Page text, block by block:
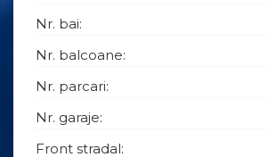
Nr. bai:
Nr. balcoane:
Nr. parcari:
Nr. garaje:
Front stradal: